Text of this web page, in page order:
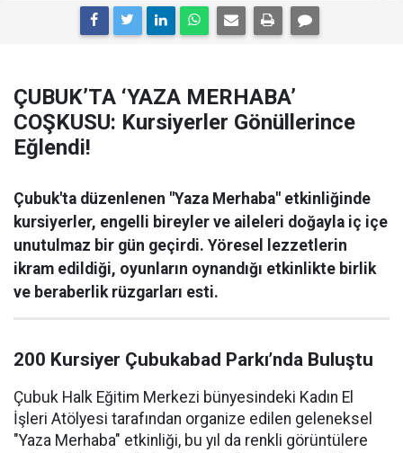
ÇUBUK’TA ‘YAZA MERHABA’
COŞKUSU: Kursiyerler Gönüllerince
Eğlendi!
Çubuk'ta düzenlenen "Yaza Merhaba" etkinliğinde
kursiyerler, engelli bireyler ve aileleri doğayla iç içe
unutulmaz bir gün geçirdi. Yöresel lezzetlerin
ikram edildiği, oyunların oynandığı etkinlikte birlik
ve beraberlik rüzgarları esti.
200 Kursiyer Çubukabad Parkı’nda Buluştu
Çubuk Halk Eğitim Merkezi bünyesindeki Kadın El
İşleri Atölyesi tarafından organize edilen geleneksel
"Yaza Merhaba" etkinliği, bu yıl da renkli görüntülere